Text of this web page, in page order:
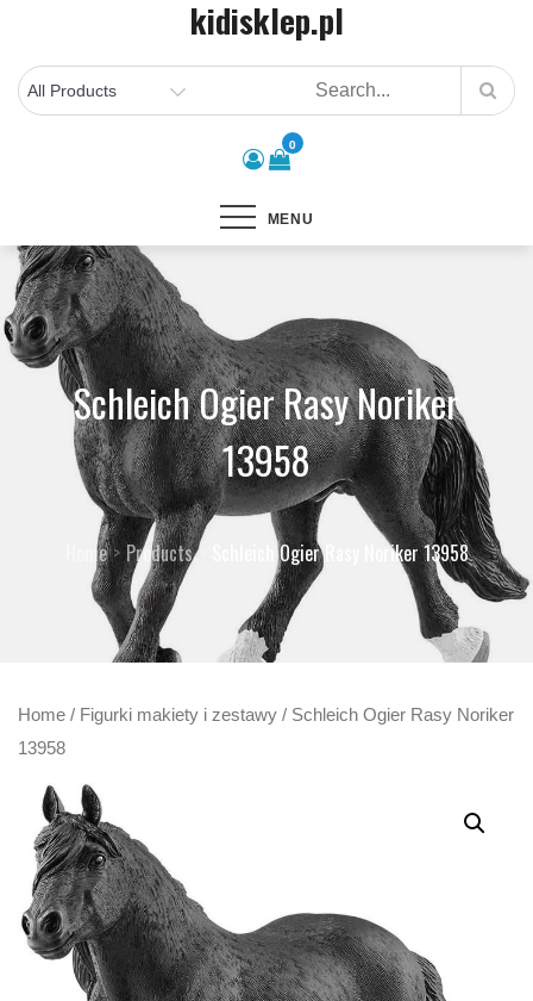
content
kidisklep.pl
0
MENU
Schleich Ogier Rasy Noriker
13958
Home Products Schleich Ogier Rasy Noriker 13958
Home / Figurki makiety i zestawy / Schleich Ogier Rasy Noriker
13958